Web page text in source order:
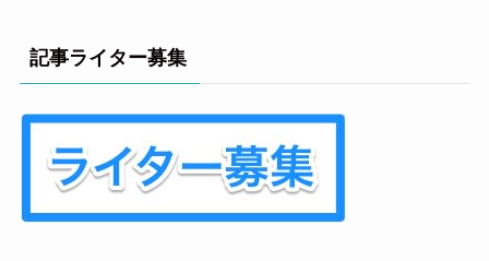
記事ライター募集